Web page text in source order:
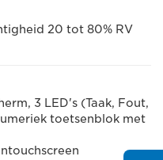
20 tot 80% RV
3 LED's (Taak, Fout,
toetsenblok met